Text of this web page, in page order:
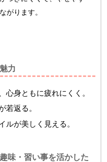
がります。
力
心身ともに疲れにくく。
返る。
が美しく見える。
味・習い事を活かした